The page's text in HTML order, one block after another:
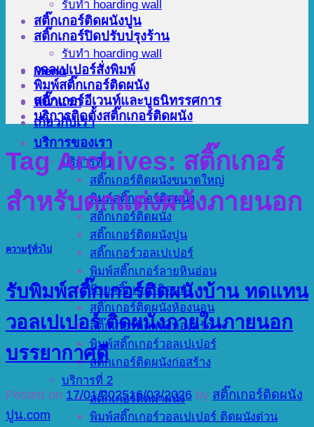
Menu
หน้าแรก
เกี่ยวกับเรา
บริการของเรา
บริการที่ 1
สติ๊กเกอร์ติดผนังขนาดใหญ่
พิมพ์สติ๊กเกอร์ติดผนัง
สติ๊กเกอร์ติดผนัง
สติ๊กเกอร์ติดผนังปูน
สติ๊กเกอร์วอลเปเปอร์
พิมพ์สติ๊กเกอร์ลายหินอ่อน
ป้ายสติ๊กเกอร์ติดผนัง
สติ๊กเกอร์ติดผนังห้องนอน
สติ๊กเกอร์ติดผนังห้องครัว
พิมพ์สติ๊กเกอร์วอลเปเปอร์
สติ๊กเกอร์ติดผนังก่อสร้าง
บริการที่ 2
สติ๊กเกอร์ติดฝาผนัง
พิมพ์สติ๊กเกอร์วอลเปเปอร์ ติดผนังด่วน
รับทำ hoarding wall
สติ๊กเกอร์ติดผนังปูน
สติ๊กเกอร์ปิดปรับปรุงร้าน
รับทำ hoarding wall
วอลเปเปอร์สั่งพิมพ์
พิมพ์สติ๊กเกอร์ติดผนัง
สติ๊กเกอร์อีเวนท์และบูธนิทรรศการ
บริการติดตั้งสติ๊กเกอร์ติดผนัง
Tag Archives: สติ๊กเกอร์
สำหรับตกแต่งผนังภายนอก
ความรู้ทั่วไป
รับพิมพ์สติ๊กเกอร์ติดผนังบ้าน ทดแทน
วอลเปเปอร์ ติดผนังภายในภายนอก
บรรยากาศดี
Posted on 17/01/202516/03/2026 by สติ๊กเกอร์ติดผนัง
ปูน.com